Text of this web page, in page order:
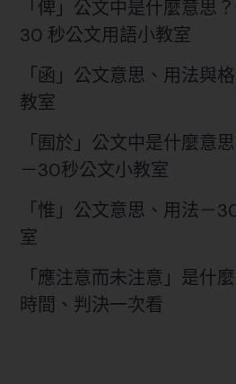
「俾」公文中是什麼意思
30 秒公文用語小教室
「函」公文意思、用法與
教室
「囿於」公文中是什麼意
－30秒公文小教室
「惟」公文意思、用法－
室
「應注意而未注意」是什
時間、判決一次看